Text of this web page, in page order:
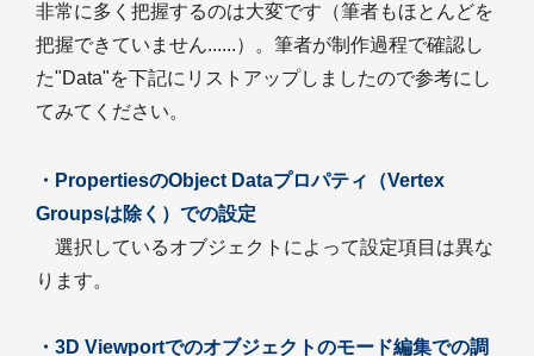
非常に多く把握するのは大変です（筆者もほとんどを
把握できていません......）。筆者が制作過程で確認し
た"Data"を下記にリストアップしましたので参考にし
てみてください。
・PropertiesのObject Dataプロパティ（Vertex
Groupsは除く）での設定
選択しているオブジェクトによって設定項目は異な
ります。
・3D Viewportでのオブジェクトのモード編集での調